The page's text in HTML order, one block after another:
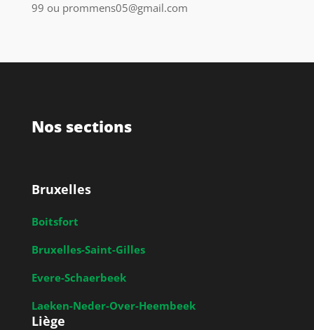
99 ou prommens05@gmail.com
Nos sections
Bruxelles
Boitsfort
Bruxelles-Saint-Gilles
Evere-Schaerbeek
Laeken-Neder-Over-Heembeek
Liège